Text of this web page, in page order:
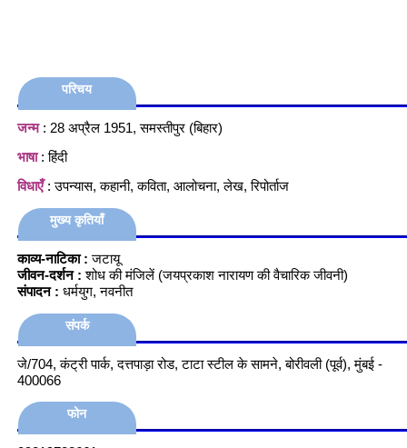
परिचय
जन्म: 28 अप्रैल 1951, समस्तीपुर (बिहार)
भाषा: हिंदी
विधाएँ: उपन्यास, कहानी, कविता, आलोचना, लेख, रिपोर्ताज
मुख्य कृतियाँ
काव्य-नाटिका : जटायू
जीवन-दर्शन : शोध की मंजिलें (जयप्रकाश नारायण की वैचारिक जीवनी)
संपादन : धर्मयुग, नवनीत
संपर्क
जे/704, कंट्री पार्क, दत्तपाड़ा रोड, टाटा स्टील के सामने, बोरीवली (पूर्व), मुंबई -
400066
फोन